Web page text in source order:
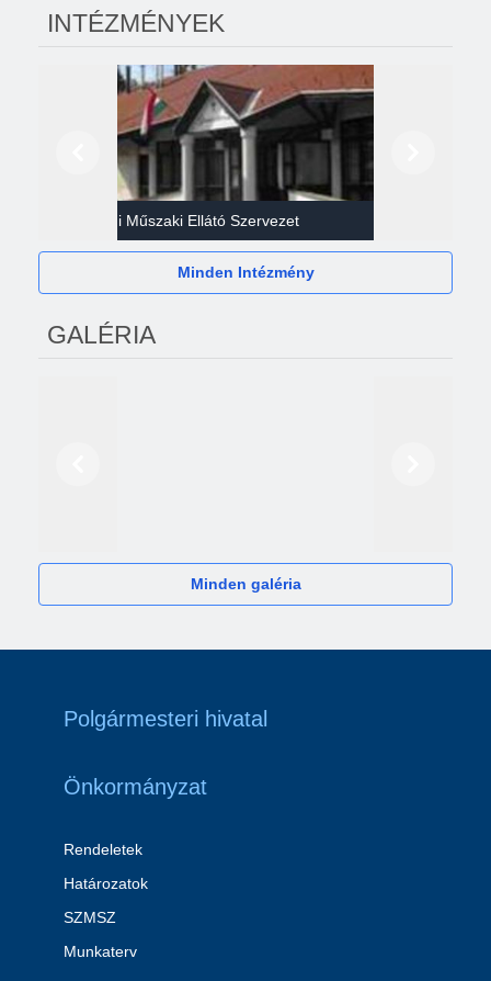
INTÉZMÉNYEK
Gazdasági Műszaki Ellátó Szervezet
Minden Intézmény
GALÉRIA
Minden galéria
Polgármesteri hivatal
Önkormányzat
Rendeletek
Határozatok
SZMSZ
Munkaterv